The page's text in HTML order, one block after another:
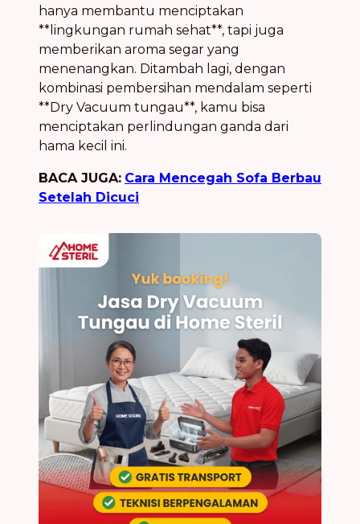
hanya membantu menciptakan
**lingkungan rumah sehat**, tapi juga
memberikan aroma segar yang
menenangkan. Ditambah lagi, dengan
kombinasi pembersihan mendalam seperti
**Dry Vacuum tungau**, kamu bisa
menciptakan perlindungan ganda dari
hama kecil ini.
BACA JUGA: Cara Mencegah Sofa Berbau
Setelah Dicuci